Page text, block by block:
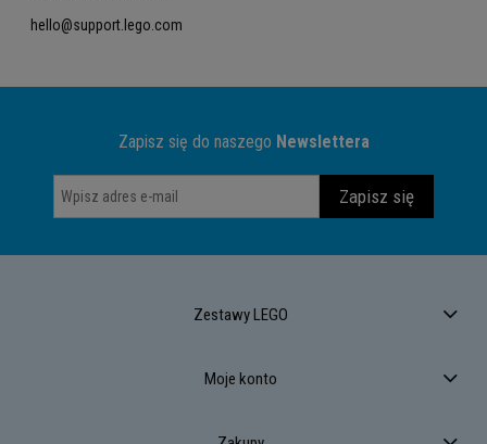
hello@support.lego.com
Zapisz się do naszego Newslettera
Zapisz się
Zestawy LEGO
Moje konto